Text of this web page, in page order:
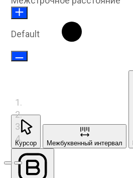
Предыдущий слайд
Следующий слайд
Default
Курсор Межбуквенный интервал